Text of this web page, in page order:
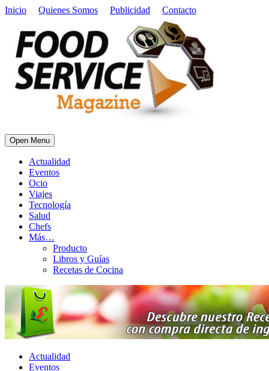
Inicio Quienes Somos Publicidad Contacto
Open Menu
Actualidad
Eventos
Ocio
Viajes
Tecnología
Salud
Chefs
Más…
Producto
Libros y Guías
Recetas de Cocina
Actualidad
Eventos